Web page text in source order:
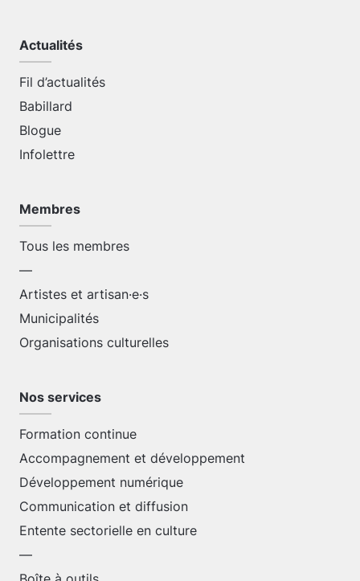
Actualités
Fil d’actualités
Babillard
Blogue
Infolettre
Membres
Tous les membres
—
Artistes et artisan·e·s
Municipalités
Organisations culturelles
Nos services
Formation continue
Accompagnement et développement
Développement numérique
Communication et diffusion
Entente sectorielle en culture
—